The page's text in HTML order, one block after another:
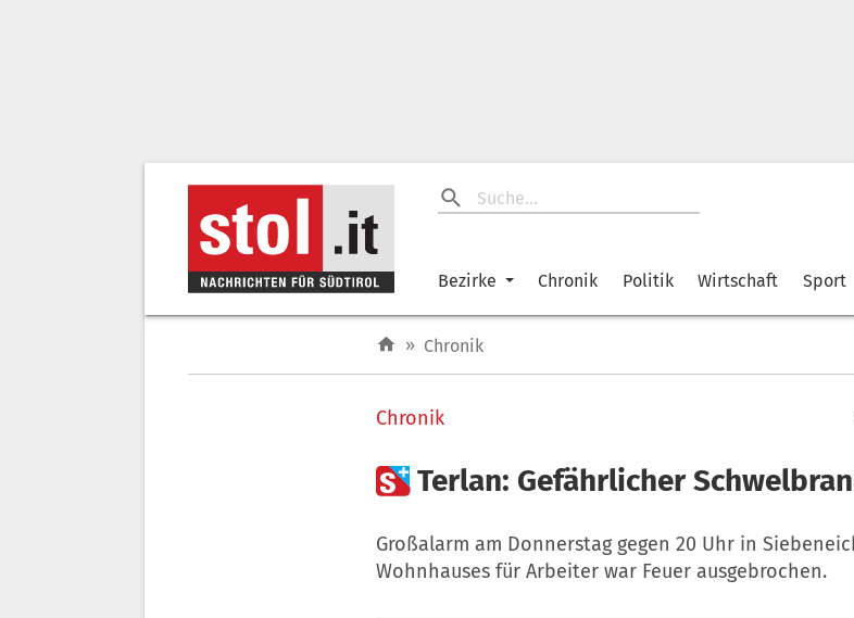
Bezirke Chronik Politik Wirtschaft Sport
» Chronik
Chronik
Terlan: Gefährlicher
Großalarm am Donnerstag gegen 20 Uhr in
Wohnhauses für Arbeiter war Feuer ausgebrochen.